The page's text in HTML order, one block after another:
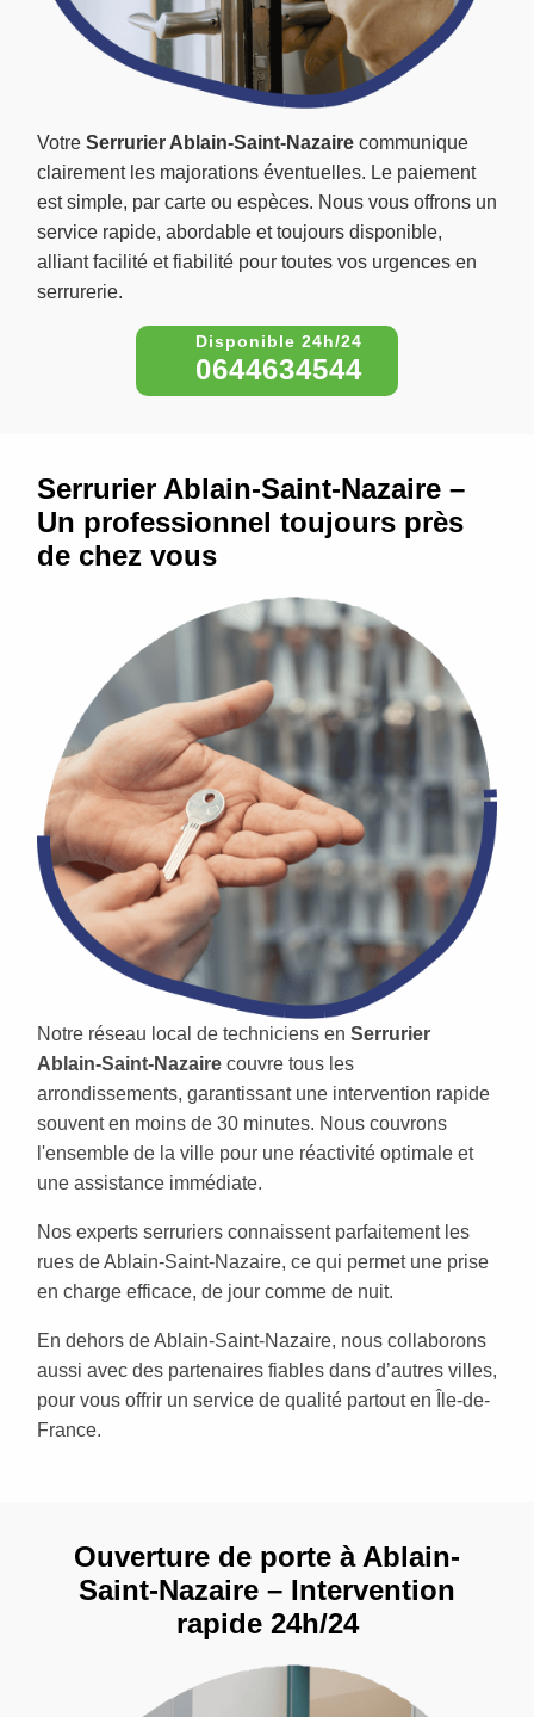
Votre Serrurier Ablain-Saint-Nazaire communique
clairement les majorations éventuelles. Le paiement
est simple, par carte ou espèces. Nous vous offrons un
service rapide, abordable et toujours disponible,
alliant facilité et fiabilité pour toutes vos urgences en
serrurerie.
0644634544
Serrurier Ablain-Saint-Nazaire –
Un professionnel toujours près
de chez vous
Notre réseau local de techniciens en Serrurier
Ablain-Saint-Nazaire couvre tous les
arrondissements, garantissant une intervention rapide
souvent en moins de 30 minutes. Nous couvrons
l'ensemble de la ville pour une réactivité optimale et
une assistance immédiate.
Nos experts serruriers connaissent parfaitement les
rues de Ablain-Saint-Nazaire, ce qui permet une prise
en charge efficace, de jour comme de nuit.
En dehors de Ablain-Saint-Nazaire, nous collaborons
aussi avec des partenaires fiables dans d’autres villes,
pour vous offrir un service de qualité partout en Île-de-
France.
Ouverture de porte à Ablain-
Saint-Nazaire – Intervention
rapide 24h/24